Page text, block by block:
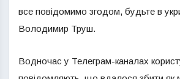
все повідомимо згодом, будьте в
Володимир Труш.
Водночас у Телеграм-каналах